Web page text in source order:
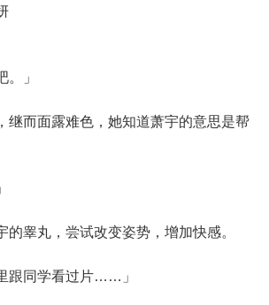
」
而面露难色，她知道萧宇的意思是帮
睾丸，尝试改变姿势，增加快感。
同学看过片……」